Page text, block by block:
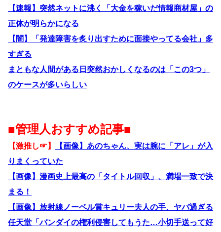
【速報】突然ネットに沸く「大金を稼いだ情報商材屋」の
正体が明らかになる
【闇】「発達障害を炙り出すために面接やってる会社」多
すぎる
まともな人間がある日突然おかしくなるのは「この3つ」
のケースが多いらしい
■管理人おすすめ記事■
【激推し☞】
【画像】あのちゃん、実は腕に「アレ」が入
りまくっていた
【画像】漫画史上最高の「タイトル回収」、満場一致で決
まる！
【画像】放射線ノーベル賞キュリー夫人の手、ヤバ過ぎる
任天堂「バンダイの権利侵害してもうた…小切手送って好